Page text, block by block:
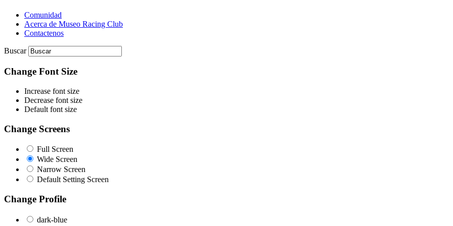
Comunidad
Acerca de Museo Racing Club
Contactenos
Buscar
Change Font Size
Increase font size
Decrease font size
Default font size
Change Screens
Full Screen
Wide Screen
Narrow Screen
Default Setting Screen
Change Profile
dark-blue